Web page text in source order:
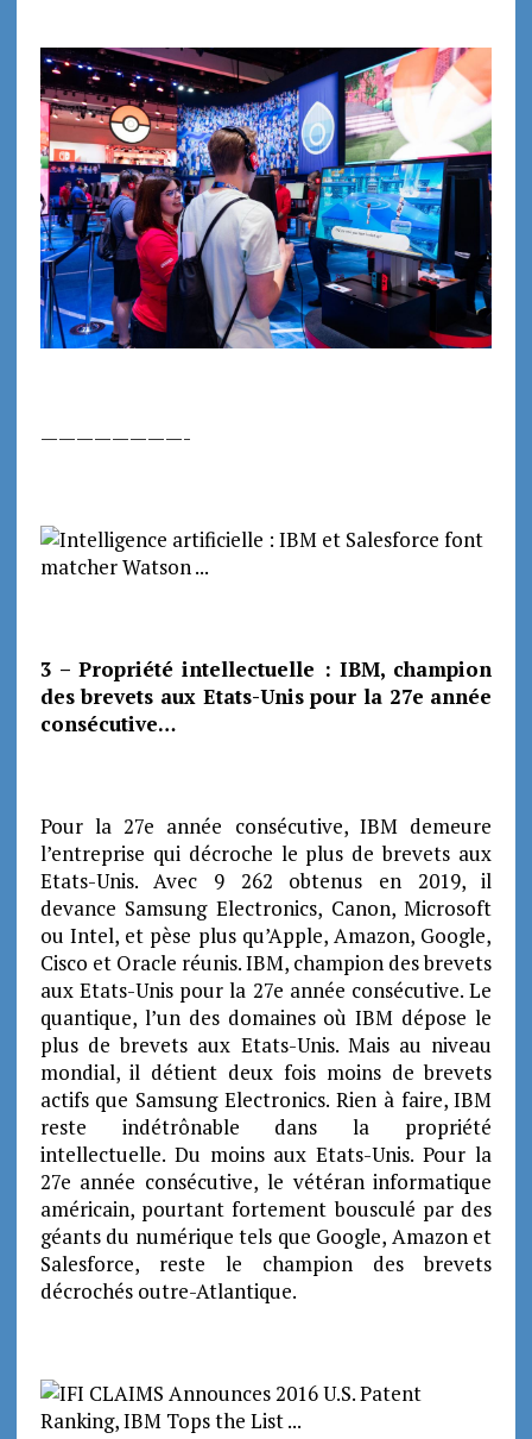
————————-
3 – Propriété intellectuelle : IBM, champion
des brevets aux Etats-Unis pour la 27e année
consécutive…
Pour la 27e année consécutive, IBM demeure
l’entreprise qui décroche le plus de brevets aux
Etats-Unis. Avec 9 262 obtenus en 2019, il
devance Samsung Electronics, Canon, Microsoft
ou Intel, et pèse plus qu’Apple, Amazon, Google,
Cisco et Oracle réunis. IBM, champion des brevets
aux Etats-Unis pour la 27e année consécutive. Le
quantique, l’un des domaines où IBM dépose le
plus de brevets aux Etats-Unis. Mais au niveau
mondial, il détient deux fois moins de brevets
actifs que Samsung Electronics. Rien à faire, IBM
reste indétrônable dans la propriété
intellectuelle. Du moins aux Etats-Unis. Pour la
27e année consécutive, le vétéran informatique
américain, pourtant fortement bousculé par des
géants du numérique tels que Google, Amazon et
Salesforce, reste le champion des brevets
décrochés outre-Atlantique.